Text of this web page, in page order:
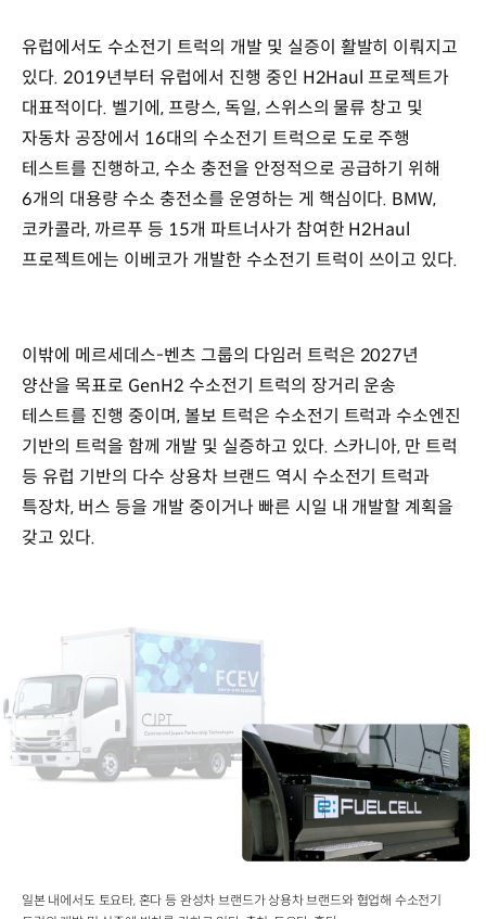
유럽에서도 수소전기 트럭의 개발 및 실증이 활발히 이뤄지고
있다. 2019년부터 유럽에서 진행 중인 H2Haul 프로젝트가
대표적이다. 벨기에, 프랑스, 독일, 스위스의 물류 창고 및
자동차 공장에서 16대의 수소전기 트럭으로 도로 주행
테스트를 진행하고, 수소 충전을 안정적으로 공급하기 위해
6개의 대용량 수소 충전소를 운영하는 게 핵심이다. BMW,
코카콜라, 까르푸 등 15개 파트너사가 참여한 H2Haul
프로젝트에는 이베코가 개발한 수소전기 트럭이 쓰이고 있다.
이밖에 메르세데스-벤츠 그룹의 다임러 트럭은 2027년
양산을 목표로 GenH2 수소전기 트럭의 장거리 운송
테스트를 진행 중이며, 볼보 트럭은 수소전기 트럭과 수소엔진
기반의 트럭을 함께 개발 및 실증하고 있다. 스카니아, 만 트럭
등 유럽 기반의 다수 상용차 브랜드 역시 수소전기 트럭과
특장차, 버스 등을 개발 중이거나 빠른 시일 내 개발할 계획을
갖고 있다.
일본 내에서도 토요타, 혼다 등 완성차 브랜드가 상용차 브랜드와 협업해 수소전기